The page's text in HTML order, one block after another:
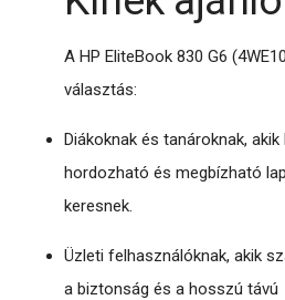
A HP EliteBook 830 G6
választás:
Diákoknak és tanároknak, akik
hordozható és megbízható
keresnek.
Üzleti felhasználóknak, akik
a biztonság és a hosszú távú